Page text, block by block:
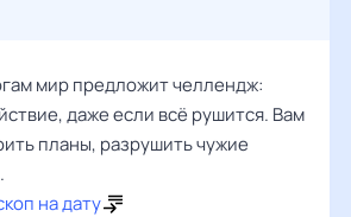
мир предложит челлендж:
даже если всё рушится. Вам
планы, разрушить чужие
на дату